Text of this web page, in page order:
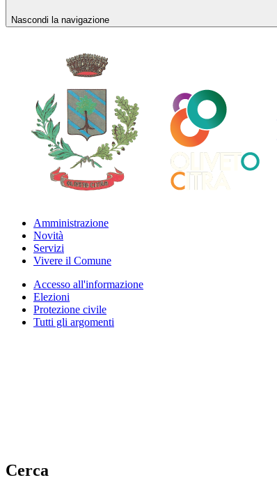
Nascondi la navigazione
Amministrazione
Novità
Servizi
Vivere il Comune
Accesso all'informazione
Elezioni
Protezione civile
Tutti gli argomenti
Cerca